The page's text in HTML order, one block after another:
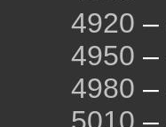
4920 –
4950 –
4980 –